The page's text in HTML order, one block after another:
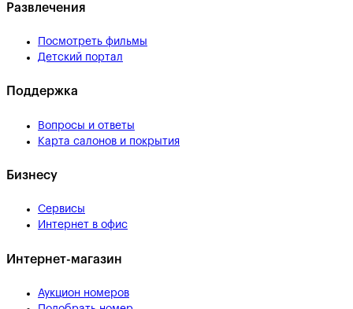
Развлечения
Посмотреть фильмы
Детский портал
Поддержка
Вопросы и ответы
Карта салонов и покрытия
Бизнесу
Сервисы
Интернет в офис
Интернет-магазин
Аукцион номеров